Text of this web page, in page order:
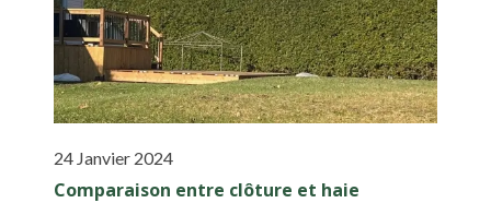
24 Janvier 2024
Comparaison entre clôture et haie